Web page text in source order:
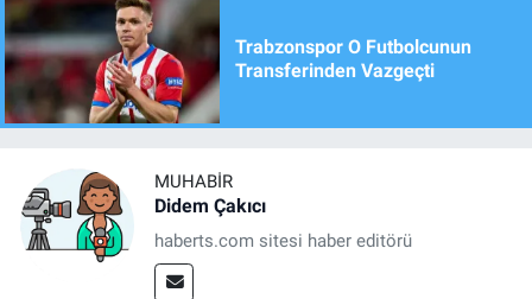
Trabzonspor O Futbolcunun
Transferinden Vazgeçti
MUHABIR
Didem Çakıcı
haberts.com sitesi haber editörü